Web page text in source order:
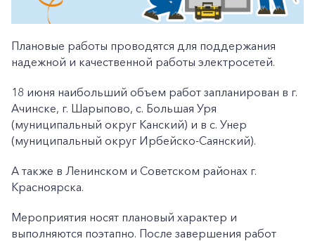
Плановые работы проводятся для поддержания
надежной и качественной работы электросетей.
18 июня наибольший объем работ запланирован в г.
Ачинске, г. Шарыпово, с. Большая Уря
(муниципальный округ Канский) и в с. Унер
(муниципальный округ Ирбейско-Саянский).
А также в Ленинском и Советском районах г.
Красноярска.
Мероприятия носят плановый характер и
выполняются поэтапно. После завершения работ